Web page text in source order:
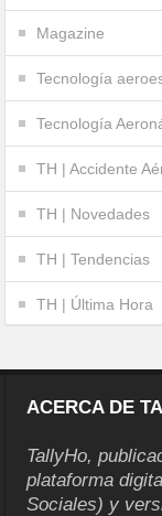
Magazine
Tecnología
Tecnología
TH | Accidente
TH | Novedades
TH | Tendencias
TH | Última Hora
ACERCA DE
TallyHo,
plataforma
Sociales) y